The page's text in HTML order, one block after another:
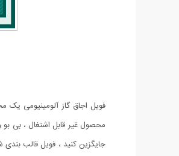
فویل اجاق گاز آلومینیومی یک
محصول غیر قابل اشتغال ، بی
جایگزین کنید ، فویل قالب بندی